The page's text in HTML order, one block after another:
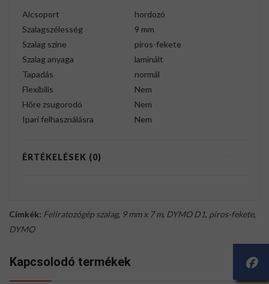
Alcsoport
hordozó
Szalagszélesség
9 mm
Szalag színe
piros-fekete
Szalag anyaga
laminált
Tapadás
normál
Flexibilis
Nem
Hőre zsugorodó
Nem
Ipari felhasználásra
Nem
ÉRTÉKELÉSEK (0)
Címkék: Feliratozógép szalag, 9 mm x 7 m, DYMO D1, piros-fekete,
DYMO
Kapcsolodó termékek